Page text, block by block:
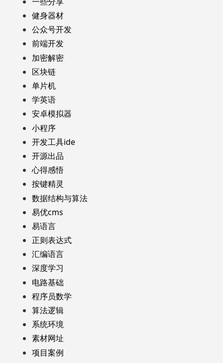
健身器材
公众号开发
前端开发
加密解密
区块链
单片机
学英语
安卓模拟器
小程序
开发工具ide
开源出品
心得感悟
按键精灵
数据结构与算法
易优cms
易语言
正则表达式
汇编语言
深度学习
电路基础
程序员数学
算法逻辑
系统环境
素材网址
项目案例